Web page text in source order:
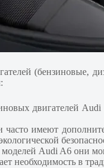
(бензиновые,
двигателей
часто имеют
Audi A6 они
необходимость в